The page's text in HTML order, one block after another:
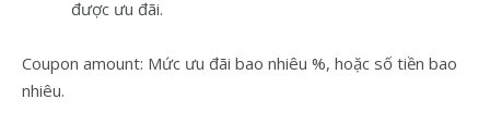
được ưu đãi.
Coupon amount: Mức ưu đãi bao nhiêu %, hoặc số tiền bao
nhiêu.